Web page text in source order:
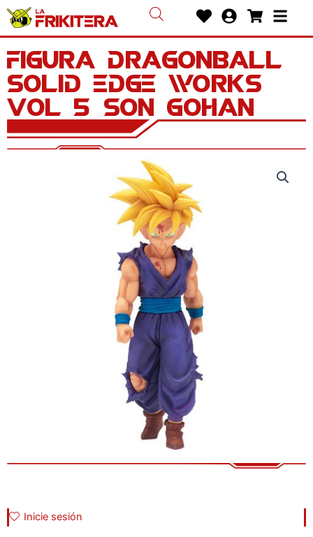
contenido
HeartUser-
circlecart
Bars
Figura Dragonball
Solid Edge Works
Vol 5 Son Gohan
Inicie sesión